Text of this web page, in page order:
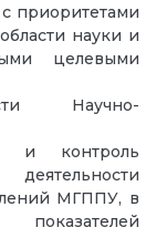
приоритетами
науки и
целевыми
Научно-
и контроль
деятельности
МГППУ, в